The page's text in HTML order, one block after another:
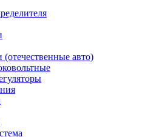
(отечественные авто)